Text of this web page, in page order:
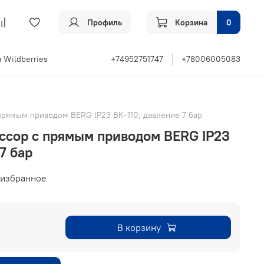
Профиль Корзина 0
Wildberries +74952751747 +78006005083
приводом BERG IP23 ВК-110, давление 7 бар
с прямым приводом BERG IP23
бар
В корзину